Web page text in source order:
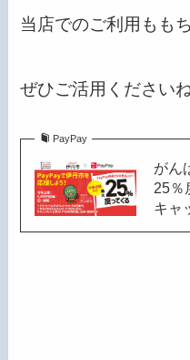
当店でのご利用もも
ぜひご活用くださいね
PayPay
がん
25％
キャ